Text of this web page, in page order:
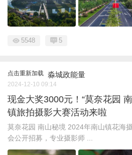
5548 5
点击重新加载 淼城政能量
2024-12-10 09:14
现金大奖3000元！“莫奈花园
镇旅拍摄影大赛活动来啦
莫奈花园 南山秘境 2024年南山镇花海
会公开招募，专业摄影师 ...